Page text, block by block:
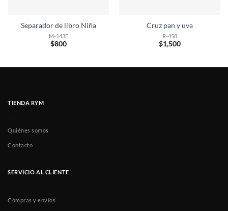
Separador de libro Niña
M-143F
$800
Cruz pan y uva
R-458
$1,500
TIENDA RYM
Quiénes somos
Contacto
SERVICIO AL CLIENTE
Compras y envíos